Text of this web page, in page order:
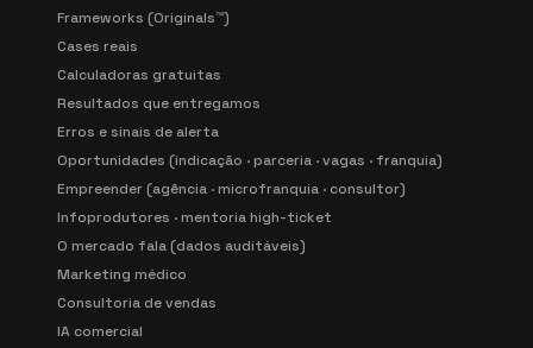
Frameworks (Originals™)
Cases reais
Calculadoras gratuitas
Resultados que entregamos
Erros e sinais de alerta
Oportunidades (indicação · parceria · vagas · franquia)
Empreender (agência · microfranquia · consultor)
Infoprodutores · mentoria high-ticket
O mercado fala (dados auditáveis)
Marketing médico
Consultoria de vendas
IA comercial